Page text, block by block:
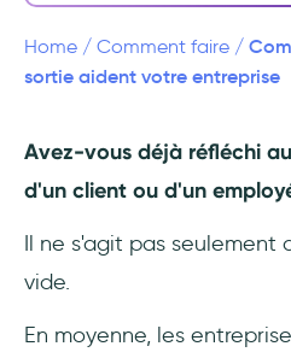
Détecter les
Améliorer les
employés et la
Informer les
Se sentir valorisé et
Home / Comment faire /
sortie aident votre entreprise
Avez-vous déjà réfléchi
d'un client ou d'un
Il ne s'agit pas seulement
vide.
En moyenne, les